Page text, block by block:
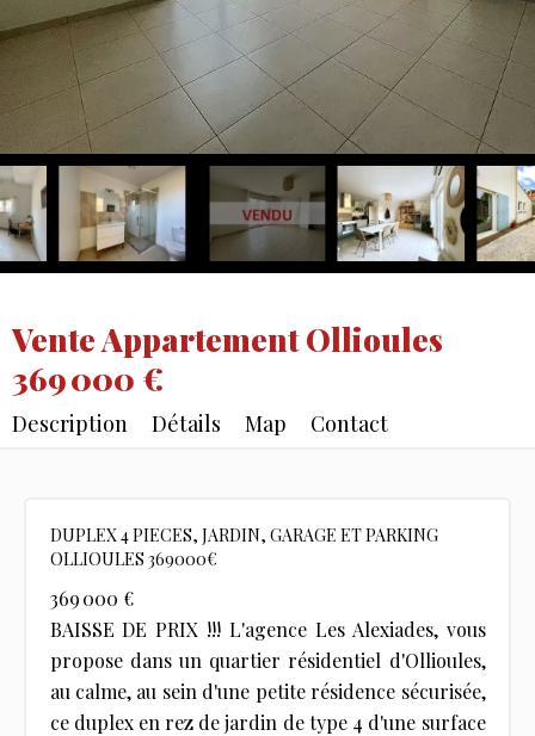
Vente Appartement Ollioules
369 000 €
Description Détails Map Contact
DUPLEX 4 PIECES, JARDIN, GARAGE ET PARKING
OLLIOULES 369000€
369 000 €
BAISSE DE PRIX !!! L'agence Les Alexiades, vous
propose dans un quartier résidentiel d'Ollioules,
au calme, au sein d'une petite résidence sécurisée,
ce duplex en rez de jardin de type 4 d'une surface